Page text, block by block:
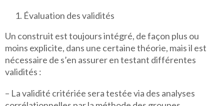
Évaluation des validités
Un construit est toujours intégré, de façon plus ou
moins explicite, dans une certaine théorie, mais il est
nécessaire de s’en assurer en testant différentes
validités :
– La validité critériée sera testée via des analyses